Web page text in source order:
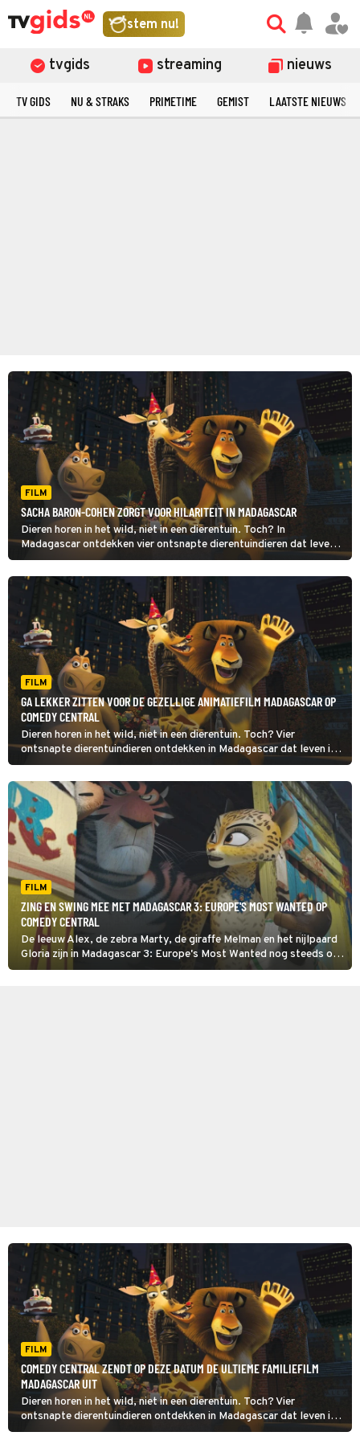
stem nu!
tvgids streaming nieuws
TV GIDS NU & STRAKS PRIMETIME GEMIST LAATSTE NIEUWS
FILM
SACHA BARON-COHEN ZORGT VOOR HILARITEIT IN MADAGASCAR
Dieren horen in het wild, niet in een dierentuin. Toch? In
Madagascar ontdekken vier ontsnapte dierentuindieren dat leven
in het wild nog helemaal niet zo eenvoudig is.
FILM
GA LEKKER ZITTEN VOOR DE GEZELLIGE ANIMATIEFILM MADAGASCAR OP
COMEDY CENTRAL
Dieren horen in het wild, niet in een dierentuin. Toch? Vier
ontsnapte dierentuindieren ontdekken in Madagascar dat leven in
het wild nog helemaal niet zo eenvoudig is.
FILM
ZING EN SWING MEE MET MADAGASCAR 3: EUROPE'S MOST WANTED OP
COMEDY CENTRAL
De leeuw Alex, de zebra Marty, de giraffe Melman en het nijlpaard
Gloria zijn in Madagascar 3: Europe's Most Wanted nog steeds op
weg naar huis: de dierentuin van New York.
FILM
COMEDY CENTRAL ZENDT OP DEZE DATUM DE ULTIEME FAMILIEFILM
MADAGASCAR UIT
Dieren horen in het wild, niet in een dierentuin. Toch? Vier
ontsnapte dierentuindieren ontdekken in Madagascar dat leven in
het wild nog helemaal niet zo eenvoudig is.